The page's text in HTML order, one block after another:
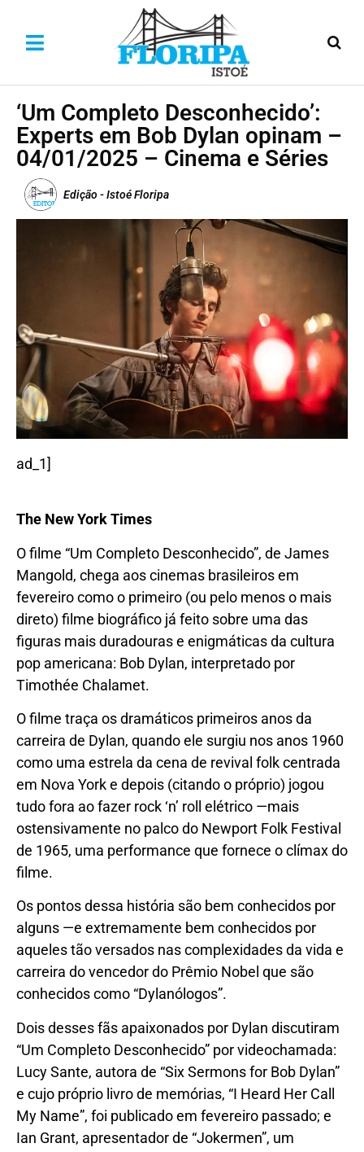
‘Um Completo Desconhecido’:
Experts em Bob Dylan opinam –
04/01/2025 – Cinema e Séries
Edição - Istoé Floripa
ad_1]
The New York Times
O filme “Um Completo Desconhecido”, de James
Mangold, chega aos cinemas brasileiros em
fevereiro como o primeiro (ou pelo menos o mais
direto) filme biográfico já feito sobre uma das
figuras mais duradouras e enigmáticas da cultura
pop americana: Bob Dylan, interpretado por
Timothée Chalamet.
O filme traça os dramáticos primeiros anos da
carreira de Dylan, quando ele surgiu nos anos 1960
como uma estrela da cena de revival folk centrada
em Nova York e depois (citando o próprio) jogou
tudo fora ao fazer rock ‘n’ roll elétrico —mais
ostensivamente no palco do Newport Folk Festival
de 1965, uma performance que fornece o clímax do
filme.
Os pontos dessa história são bem conhecidos por
alguns —e extremamente bem conhecidos por
aqueles tão versados nas complexidades da vida e
carreira do vencedor do Prêmio Nobel que são
conhecidos como “Dylanólogos”.
Dois desses fãs apaixonados por Dylan discutiram
“Um Completo Desconhecido” por videochamada:
Lucy Sante, autora de “Six Sermons for Bob Dylan”
e cujo próprio livro de memórias, “I Heard Her Call
My Name”, foi publicado em fevereiro passado; e
Ian Grant, apresentador de “Jokermen”, um